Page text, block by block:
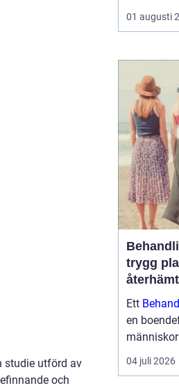
studie utförd av
och
praktiskt
hälsa
stället för
fokusera
försöker
förstå
01 augusti
trygg
Ett
en
och
period i
04 juli 2026